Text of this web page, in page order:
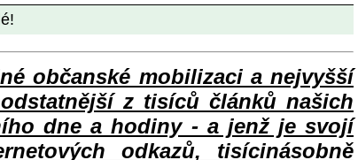
občanské mobilizaci a nejvyšší
z tisíců článků našich
dne a hodiny - a jenž je svojí
odkazů, tisícinásobně